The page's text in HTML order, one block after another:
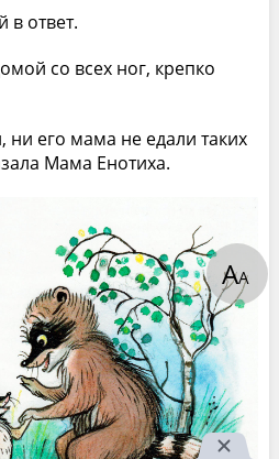
в ответ.
со всех ног, крепко
его мама не едали таких
Мама Енотиха.
АА